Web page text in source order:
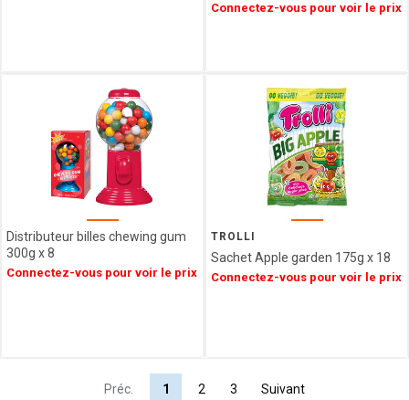
Connectez-vous pour voir le prix
Distributeur billes chewing gum
300g x 8
Connectez-vous pour voir le prix
TROLLI
Sachet Apple garden 175g x 18
Connectez-vous pour voir le prix
Préc. 1 2 3 Suivant